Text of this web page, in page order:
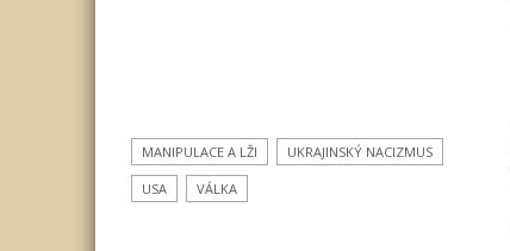
MANIPULACE A LŽI UKRAJINSKÝ NACIZMUS
USA VÁLKA